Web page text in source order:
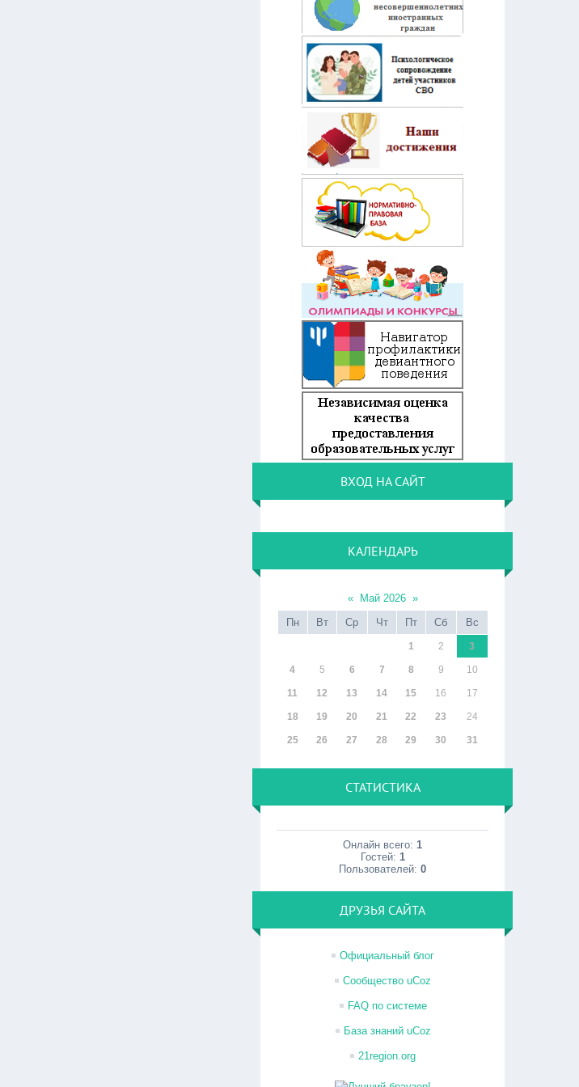
ВХОД НА САЙТ
КАЛЕНДАРЬ
« Май 2026 »
Пн
Вт Ср Чт Пт Сб Вс
1 2 3
4 5 6 7 8 9 10
11 12 13 14 15 16 17
18 19 20 21 22 23 24
25 26 27 28 29 30 31
СТАТИСТИКА
Онлайн всего:1
Гостей: 1
Пользователей:0
ДРУЗЬЯ САЙТА
Официальный блог
Сообщество uCoz
FAQ по системе
База знаний uCoz
21region.org